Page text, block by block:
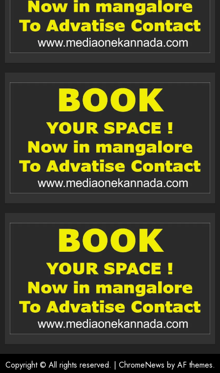
Copyright © All rights reserved. | ChromeNews by AF themes.